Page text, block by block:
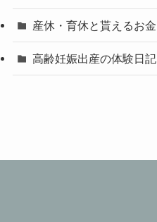
産休・育休と貰えるお金
高齢妊娠出産の体験日記